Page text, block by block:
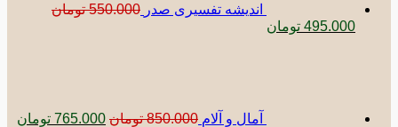
اندیشه تفسیری صدر 550.000 تومان
قیمت
495.000 تومانقیمت
آمال و آلام 850.000 تومان 765.000 تومان